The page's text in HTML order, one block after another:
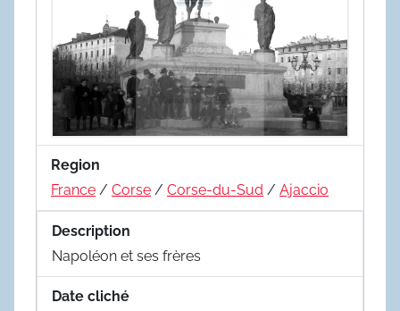
Region
France / Corse / Corse-du-Sud / Ajaccio
Description
Napoléon et ses frères
Date cliché